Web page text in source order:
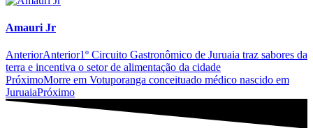
Amauri Jr
AnteriorAnterior1º Circuito Gastronômico de Juruaia traz sabores da
terra e incentiva o setor de alimentação da cidade
PróximoMorre em Votuporanga conceituado médico nascido em
JuruaiaPróximo